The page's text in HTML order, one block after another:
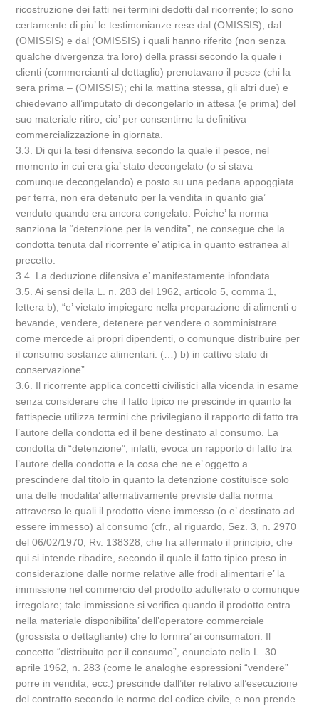
ricostruzione dei fatti nei termini dedotti dal ricorrente; lo sono
certamente di piu’ le testimonianze rese dal (OMISSIS), dal
(OMISSIS) e dal (OMISSIS) i quali hanno riferito (non senza
qualche divergenza tra loro) della prassi secondo la quale i
clienti (commercianti al dettaglio) prenotavano il pesce (chi la
sera prima – (OMISSIS); chi la mattina stessa, gli altri due) e
chiedevano all’imputato di decongelarlo in attesa (e prima) del
suo materiale ritiro, cio’ per consentirne la definitiva
commercializzazione in giornata.
3.3. Di qui la tesi difensiva secondo la quale il pesce, nel
momento in cui era gia’ stato decongelato (o si stava
comunque decongelando) e posto su una pedana appoggiata
per terra, non era detenuto per la vendita in quanto gia’
venduto quando era ancora congelato. Poiche’ la norma
sanziona la “detenzione per la vendita”, ne consegue che la
condotta tenuta dal ricorrente e’ atipica in quanto estranea al
precetto.
3.4. La deduzione difensiva e’ manifestamente infondata.
3.5. Ai sensi della L. n. 283 del 1962, articolo 5, comma 1,
lettera b), “e’ vietato impiegare nella preparazione di alimenti o
bevande, vendere, detenere per vendere o somministrare
come mercede ai propri dipendenti, o comunque distribuire per
il consumo sostanze alimentari: (…) b) in cattivo stato di
conservazione”.
3.6. Il ricorrente applica concetti civilistici alla vicenda in esame
senza considerare che il fatto tipico ne prescinde in quanto la
fattispecie utilizza termini che privilegiano il rapporto di fatto tra
l’autore della condotta ed il bene destinato al consumo. La
condotta di “detenzione”, infatti, evoca un rapporto di fatto tra
l’autore della condotta e la cosa che ne e’ oggetto a
prescindere dal titolo in quanto la detenzione costituisce solo
una delle modalita’ alternativamente previste dalla norma
attraverso le quali il prodotto viene immesso (o e’ destinato ad
essere immesso) al consumo (cfr., al riguardo, Sez. 3, n. 2970
del 06/02/1970, Rv. 138328, che ha affermato il principio, che
qui si intende ribadire, secondo il quale il fatto tipico preso in
considerazione dalle norme relative alle frodi alimentari e’ la
immissione nel commercio del prodotto adulterato o comunque
irregolare; tale immissione si verifica quando il prodotto entra
nella materiale disponibilita’ dell’operatore commerciale
(grossista o dettagliante) che lo fornira’ ai consumatori. Il
concetto “distribuito per il consumo”, enunciato nella L. 30
aprile 1962, n. 283 (come le analoghe espressioni “vendere”
porre in vendita, ecc.) prescinde dall’iter relativo all’esecuzione
del contratto secondo le norme del codice civile, e non prende